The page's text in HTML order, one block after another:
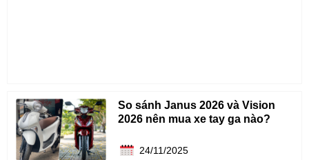
So sánh Janus 2026 và Vision
2026 nên mua xe tay ga nào?
24/11/2025